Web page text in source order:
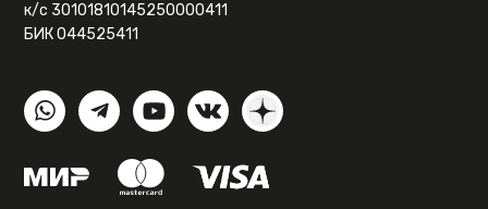
к/с 30101810145250000411
БИК 044525411